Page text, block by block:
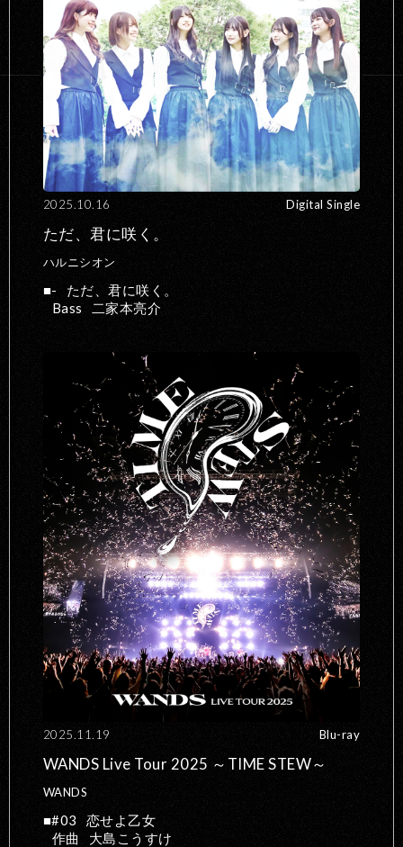
2025.10.16 Digital Single
ただ、君に咲く。
ハルニシオン
-
ただ、君に咲く。
Bass
二家本亮介
2025.11.19 Blu-ray
WANDS Live Tour 2025 ～TIME STEW～
WANDS
#03
恋せよ乙女
作曲
大島こうすけ